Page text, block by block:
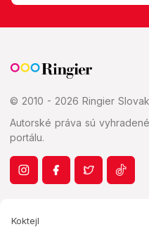
© 2010 - 2026 Ringier
Autorské práva sú
portálu.
Koktejl